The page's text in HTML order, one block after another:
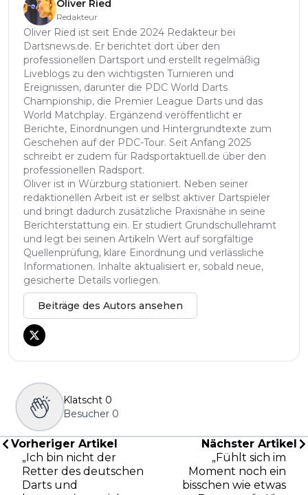
Oliver Ried
Redakteur
Oliver Ried ist seit Ende 2024 Redakteur bei
Dartsnews.de. Er berichtet dort über den
professionellen Dartsport und erstellt regelmäßig
Liveblogs zu den wichtigsten Turnieren und
Ereignissen, darunter die PDC World Darts
Championship, die Premier League Darts und das
World Matchplay. Ergänzend veröffentlicht er
Berichte, Einordnungen und Hintergrundtexte zum
Geschehen auf der PDC-Tour. Seit Anfang 2025
schreibt er zudem für Radsportaktuell.de über den
professionellen Radsport.
Oliver ist in Würzburg stationiert. Neben seiner
redaktionellen Arbeit ist er selbst aktiver Dartspieler
und bringt dadurch zusätzliche Praxisnähe in seine
Berichterstattung ein. Er studiert Grundschullehramt
und legt bei seinen Artikeln Wert auf sorgfältige
Quellenprüfung, klare Einordnung und verlässliche
Informationen. Inhalte aktualisiert er, sobald neue,
gesicherte Details vorliegen.
Beiträge des Autors ansehen
Klatscht 0
Besucher 0
Vorheriger Artikel
„Ich bin nicht der
Retter des deutschen
Darts und
Nächster Artikel
„Fühlt sich im
Moment noch ein
bisschen wie etwas